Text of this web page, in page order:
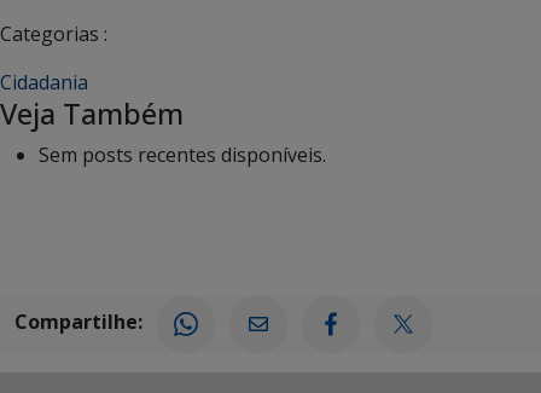
Categorias :
Cidadania
Veja Também
Sem posts recentes disponíveis.
Compartilhe: